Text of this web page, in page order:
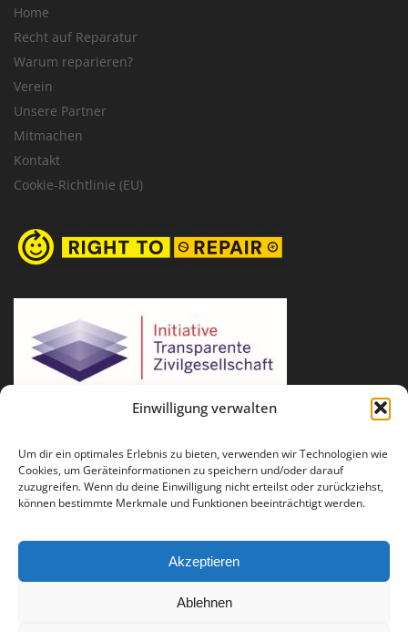
Einwilligung verwalten
Um dir ein optimales Erlebnis zu bieten, verwenden wir Technologien wie
Cookies, um Geräteinformationen zu speichern und/oder darauf
zuzugreifen. Wenn du deine Einwilligung nicht erteilst oder zurückziehst,
können bestimmte Merkmale und Funktionen beeinträchtigt werden.
Akzeptieren
Ablehnen
Home
Recht auf Reparatur
Warum reparieren?
Verein
Unsere Partner
Mitmachen
Kontakt
Cookie-Richtlinie (EU)